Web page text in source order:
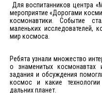
Для воспитанников центра
мероприятие «Дорогами
космонавтики. Событие
маленьких исследователей,
мир космоса.
Ребята узнали множество
о знаменитых космонавтах
задания и обсуждения
космос и какие
дальних планет.